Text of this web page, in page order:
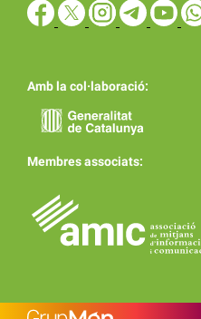
Amb la col·laboració:
Membres associats: